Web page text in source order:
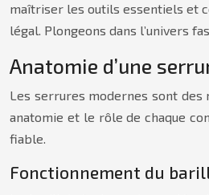
maîtriser les outils essentiels et
légal. Plongeons dans l’univers
Anatomie d’une
Les serrures modernes sont
anatomie et le rôle de chaque
fiable.
Fonctionnement du